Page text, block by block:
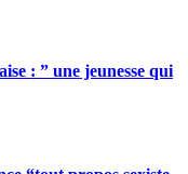
: ” une jeunesse qui